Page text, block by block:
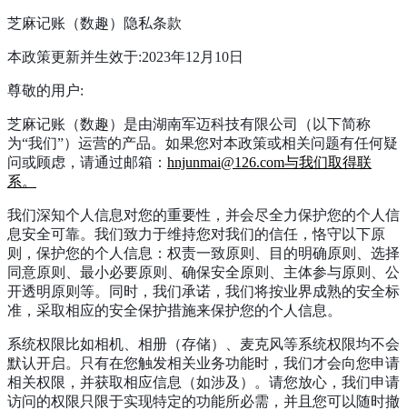
芝麻记账（数趣）隐私条款
本政策更新并生效于:2023年12月10日
尊敬的用户:
芝麻记账（数趣）是由湖南军迈科技有限公司（以下简称
为“我们”）运营的产品。如果您对本政策或相关问题有任何疑
问或顾虑，请通过邮箱： hnjunmai@126.com与我们取得联
系。
我们深知个人信息对您的重要性，并会尽全力保护您的个人信
息安全可靠。我们致力于维持您对我们的信任，恪守以下原
则，保护您的个人信息：权责一致原则、目的明确原则、选择
同意原则、最小必要原则、确保安全原则、主体参与原则、公
开透明原则等。同时，我们承诺，我们将按业界成熟的安全标
准，采取相应的安全保护措施来保护您的个人信息。
系统权限比如相机、相册（存储）、麦克风等系统权限均不会
默认开启。只有在您触发相关业务功能时，我们才会向您申请
相关权限，并获取相应信息（如涉及）。请您放心，我们申请
访问的权限只限于实现特定的功能所必需，并且您可以随时撤